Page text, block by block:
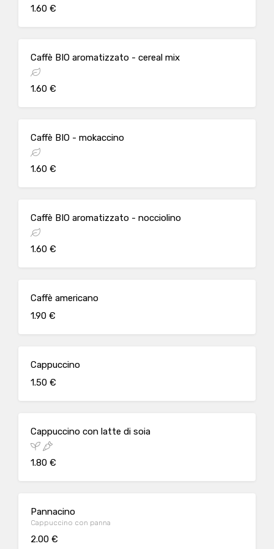
1.60 €
Caffè BIO aromatizzato - cereal mix
1.60 €
Caffè BIO - mokaccino
1.60 €
Caffè BIO aromatizzato - nocciolino
1.60 €
Caffè americano
1.90 €
Cappuccino
1.50 €
Cappuccino con latte di soia
1.80 €
Pannacino
Cappuccino con panna
2.00 €